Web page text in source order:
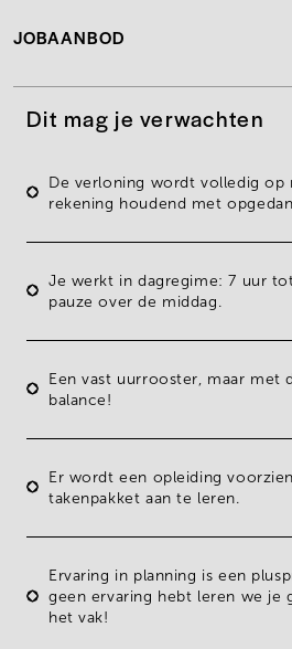
JOBAANBOD
Dit mag je verwachten
De verloning wordt volledig op
rekening houdend met
Je werkt in dagregime: 7 uur
pauze over de middag.
Een vast uurrooster, maar met
balance!
Er wordt een opleiding
takenpakket aan te leren.
Ervaring in planning is een
geen ervaring hebt leren we je
het vak!